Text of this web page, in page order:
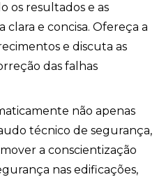
os resultados e as
e concisa. Ofereça a
e discuta as
das falhas
não apenas
técnico de segurança,
a conscientização
nas edificações,